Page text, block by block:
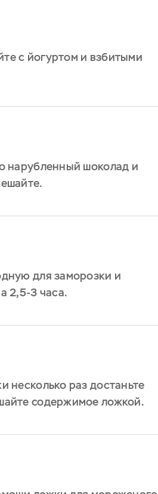
с йогуртом и взбитыми
нарубленный шоколад и
для заморозки и
2,5-3 часа.
несколько раз достаньте
содержимое ложкой.